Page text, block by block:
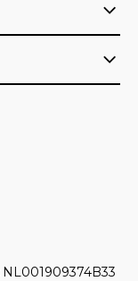
NL001909374B33